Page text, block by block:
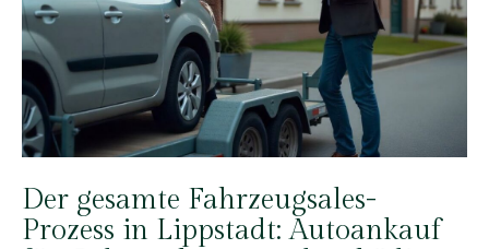
Der gesamte Fahrzeugsales-
Prozess in Lippstadt: Autoankauf